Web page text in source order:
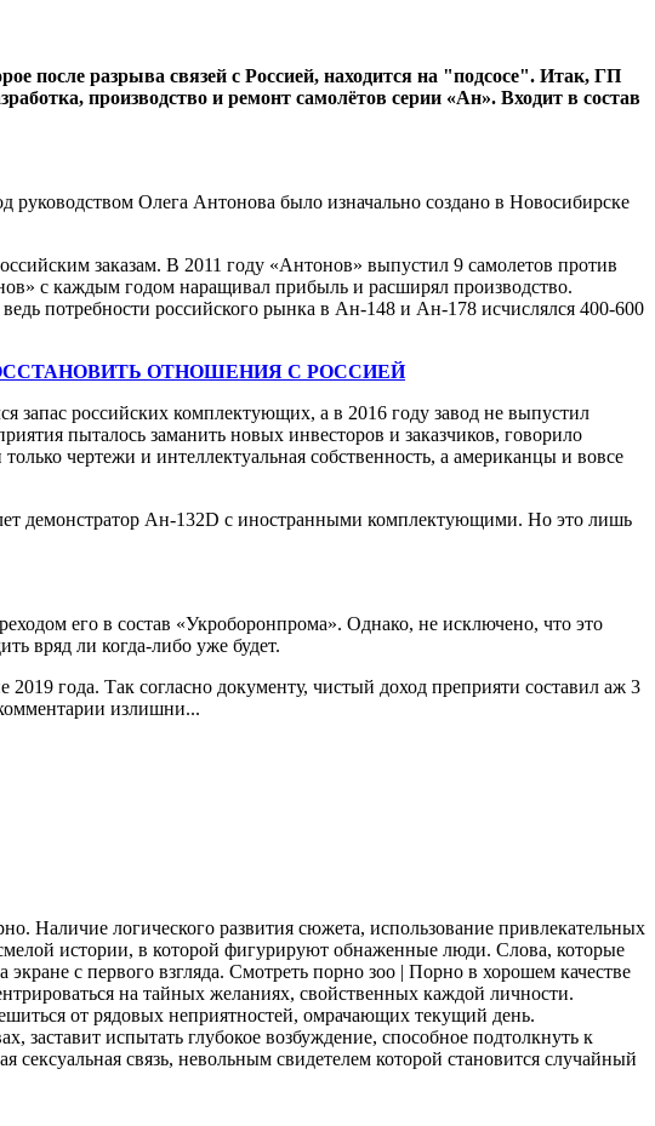
после разрыва связей с Россией, находится на "подсосе". Итак, ГП
производство и ремонт самолётов серии «Ан». Входит в состав
Олега Антонова было изначально создано в Новосибирске
заказам. В 2011 году «Антонов» выпустил 9 самолетов против
с каждым годом наращивал прибыль и расширял производство.
потребности российского рынка в Ан-148 и Ан-178 исчислялся 400-600
ОТНОШЕНИЯ С РОССИЕЙ
запас российских комплектующих, а в 2016 году завод не выпустил
пыталось заманить новых инвесторов и заказчиков, говорило
чертежи и интеллектуальная собственность, а американцы и вовсе
демонстратор Ан-132D с иностранными комплектующими. Но это лишь
его в состав «Укроборонпрома». Однако, не исключено, что это
вряд ли когда-либо уже будет.
года. Так согласно документу, чистый доход преприяти составил аж 3
излишни...
Наличие логического развития сюжета, использование привлекательных
истории, в которой фигурируют обнаженные люди. Слова, которые
с первого взгляда. Смотреть порно зоо | Порно в хорошем качестве
на тайных желаниях, свойственных каждой личности.
от рядовых неприятностей, омрачающих текущий день.
испытать глубокое возбуждение, способное подтолкнуть к
связь, невольным свидетелем которой становится случайный